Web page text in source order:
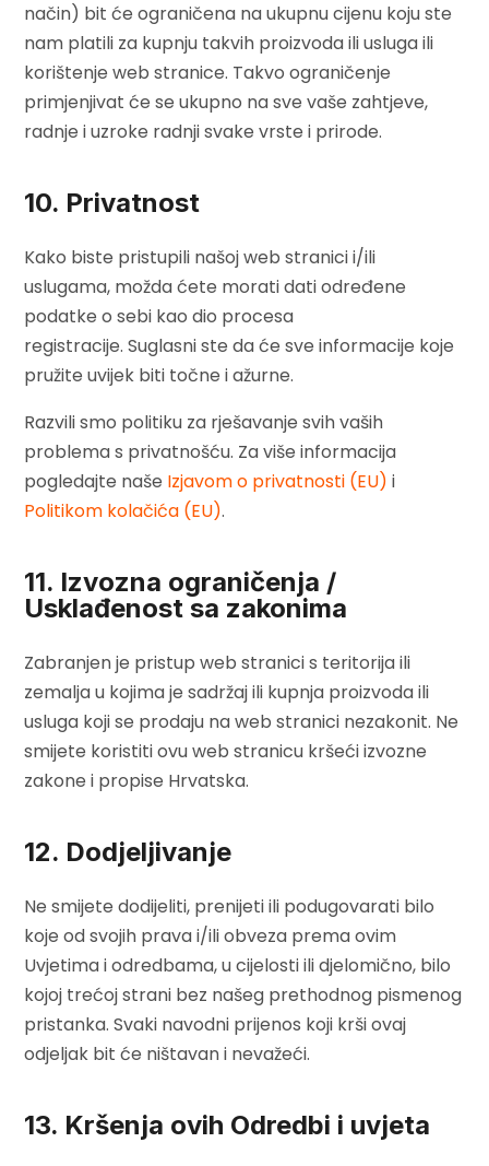
način) bit će ograničena na ukupnu cijenu koju ste
nam platili za kupnju takvih proizvoda ili usluga ili
korištenje web stranice. Takvo ograničenje
primjenjivat će se ukupno na sve vaše zahtjeve,
radnje i uzroke radnji svake vrste i prirode.
10. Privatnost
Kako biste pristupili našoj web stranici i/ili
uslugama, možda ćete morati dati određene
podatke o sebi kao dio procesa
registracije. Suglasni ste da će sve informacije koje
pružite uvijek biti točne i ažurne.
Razvili smo politiku za rješavanje svih vaših
problema s privatnošću. Za više informacija
pogledajte naše Izjavom o privatnosti (EU) i
Politikom kolačića (EU).
11. Izvozna ograničenja /
Usklađenost sa zakonima
Zabranjen je pristup web stranici s teritorija ili
zemalja u kojima je sadržaj ili kupnja proizvoda ili
usluga koji se prodaju na web stranici nezakonit. Ne
smijete koristiti ovu web stranicu kršeći izvozne
zakone i propise Hrvatska.
12. Dodjeljivanje
Ne smijete dodijeliti, prenijeti ili podugovarati bilo
koje od svojih prava i/ili obveza prema ovim
Uvjetima i odredbama, u cijelosti ili djelomično, bilo
kojoj trećoj strani bez našeg prethodnog pismenog
pristanka. Svaki navodni prijenos koji krši ovaj
odjeljak bit će ništavan i nevažeći.
13. Kršenja ovih Odredbi i uvjeta